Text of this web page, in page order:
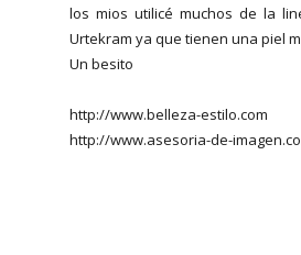
los mios utilicé muchos de la
Urtekram ya que tienen una piel
Un besito
http://www.belleza-estilo.com
http://www.asesoria-de-